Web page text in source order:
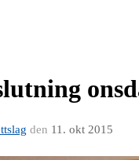
den 11. okt 2015